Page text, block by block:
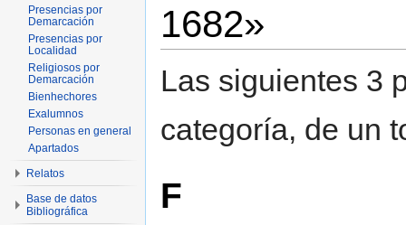
1682»
Las siguientes 3
categoría, de un
F
Presencias por
Demarcación
Presencias por
Localidad
Religiosos por
Demarcación
Bienhechores
Exalumnos
Personas en general
Apartados
Relatos
Base de datos
Bibliográfica